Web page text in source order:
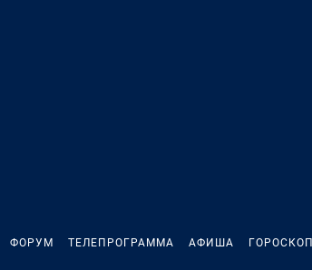
ФОРУМ ТЕЛЕПРОГРАММА АФИША ГОРОСКОП